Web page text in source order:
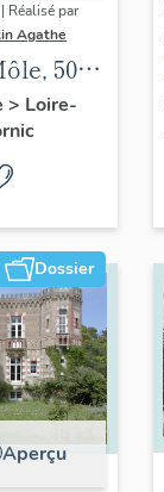
Réalisé par
Agathe
50
> Loire-
Dossier
Aperçu